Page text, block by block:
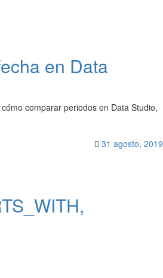
en Data
comparar periodos en Data Studio,
31 agosto, 2019